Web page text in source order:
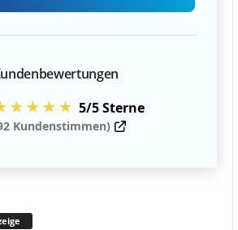
5/5 Sterne
Kundenstimmen)